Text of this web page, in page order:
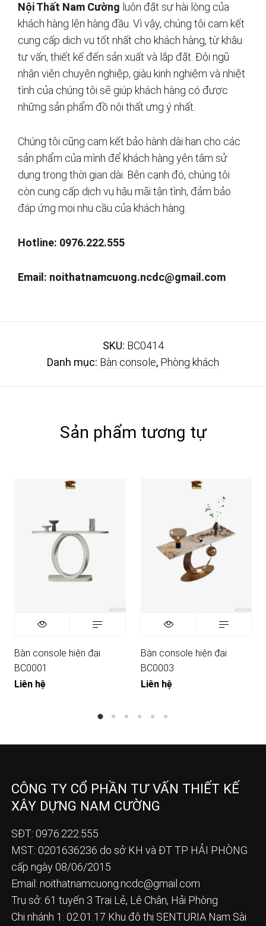
Nội Thất Nam Cường luôn đặt sự hài lòng của
khách hàng lên hàng đầu. Vì vậy, chúng tôi cam kết
cung cấp dịch vụ tốt nhất cho khách hàng, từ khâu
tư vấn, thiết kế đến sản xuất và lắp đặt. Đội ngũ
nhân viên chuyên nghiệp, giàu kinh nghiệm và nhiệt
tình của chúng tôi sẽ giúp khách hàng có được
những sản phẩm đồ nội thất ưng ý nhất.
Chúng tôi cũng cam kết bảo hành dài hạn cho các
sản phẩm của mình để khách hàng yên tâm sử
dụng trong thời gian dài. Bên cạnh đó, chúng tôi
còn cung cấp dịch vụ hậu mãi tận tình, đảm bảo
đáp ứng mọi nhu cầu của khách hàng.
Hotline: 0976.222.555
Email: noithatnamcuong.ncdc@gmail.com
SKU: BC0414
Danh mục: Bàn console, Phòng khách
Sản phẩm tương tự
Bàn console hiện đại
BC0001
Liên hệ
Bàn console hiện đại
BC0003
Liên hệ
CÔNG TY CỔ PHẦN TƯ VẤN THIẾT KẾ
XÂY DỰNG NAM CƯỜNG
SĐT: 0976.222.555
MST: 0201636236 do sở KH và ĐT TP HẢI PHÒNG
cấp ngày 08/06/2015
Email: noithatnamcuong.ncdc@gmail.com
Trụ sở: 61 tuyến 3 Trại Lẻ, Lê Chân, Hải Phòng
Chi nhánh 1: 02.01.17 Khu đô thị SENTURIA Nam Sài